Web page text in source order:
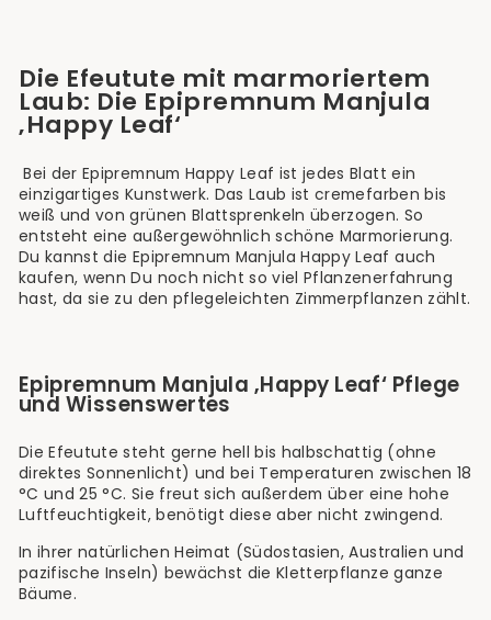
Die Efeutute mit marmoriertem
Laub: Die Epipremnum Manjula
‚Happy Leaf‘
Bei der Epipremnum Happy Leaf ist jedes Blatt ein
einzigartiges Kunstwerk. Das Laub ist cremefarben bis
weiß und von grünen Blattsprenkeln überzogen. So
entsteht eine außergewöhnlich schöne Marmorierung.
Du kannst die Epipremnum Manjula Happy Leaf auch
kaufen, wenn Du noch nicht so viel Pflanzenerfahrung
hast, da sie zu den pflegeleichten Zimmerpflanzen zählt.
Epipremnum Manjula ‚Happy Leaf‘ Pflege
und Wissenswertes
Die Efeutute steht gerne hell bis halbschattig (ohne
direktes Sonnenlicht) und bei Temperaturen zwischen 18
°C und 25 °C. Sie freut sich außerdem über eine hohe
Luftfeuchtigkeit, benötigt diese aber nicht zwingend.
In ihrer natürlichen Heimat (Südostasien, Australien und
pazifische Inseln) bewächst die Kletterpflanze ganze
Bäume.